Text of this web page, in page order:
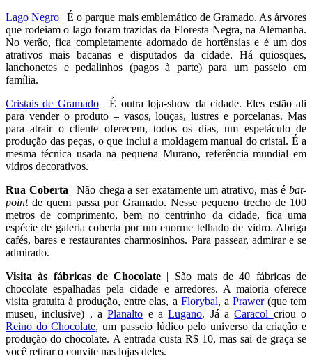
Lago Negro | É o parque mais emblemático de Gramado. As árvores
que rodeiam o lago foram trazidas da Floresta Negra, na Alemanha.
No verão, fica completamente adornado de hortênsias e é um dos
atrativos mais bacanas e disputados da cidade. Há quiosques,
lanchonetes e pedalinhos (pagos à parte) para um passeio em
família.
Cristais de Gramado| É outra loja-show da cidade. Eles estão ali
para vender o produto – vasos, louças, lustres e porcelanas. Mas
para atrair o cliente oferecem, todos os dias, um espetáculo de
produção das peças, o que inclui a moldagem manual do cristal. É a
mesma técnica usada na pequena Murano, referência mundial em
vidros decorativos.
Rua Coberta | Não chega a ser exatamente um atrativo, mas ébat-
pointde quem passa por Gramado. Nesse pequeno trecho de 100
metros de comprimento, bem no centrinho da cidade, fica uma
espécie de galeria coberta por um enorme telhado de vidro. Abriga
cafés, bares e restaurantes charmosinhos. Para passear, admirar e se
admirado.
Visita às fábricas de Chocolate | São mais de 40 fábricas de
chocolate espalhadas pela cidade e arredores. A maioria oferece
visita gratuita à produção, entre elas, a Florybal, a Prawer(que tem
museu, inclusive) , aPlanalto e aLugano. Já aCaracol criou o
Reino do Chocolate, um passeio lúdico pelo universo da criação e
produção do chocolate. A entrada custa R$ 10, mas sai de graça se
você retirar o convite nas lojas deles.